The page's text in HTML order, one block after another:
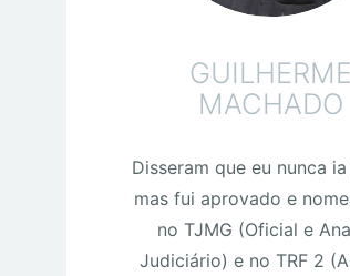
GUILHERME
MACHADO
Disseram que eu nunca ia
mas fui aprovado e
no TJMG (Oficial e
Judiciário) e no TRF 2